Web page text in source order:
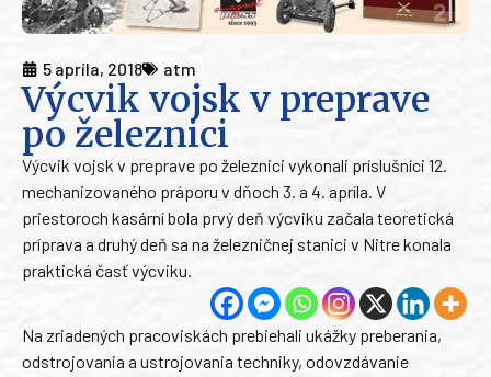
5 apríla, 2018 atm
Výcvik vojsk v preprave
po železnici
Výcvik vojsk v preprave po železnici vykonali príslušníci 12.
mechanizovaného práporu v dňoch 3. a 4. apríla. V
priestoroch kasární bola prvý deň výcviku začala teoretická
príprava a druhý deň sa na železničnej stanici v Nitre konala
praktická časť výcviku.
Na zriadených pracoviskách prebiehali ukážky preberania,
odstrojovania a ustrojovania techniky, odovzdávanie